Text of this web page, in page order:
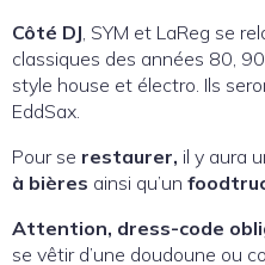
Côté DJ , SYM et LaReg se
classiques des années 80,
style house et électro. Ils
EddSax.
Pour se restaurer, il y aura
à bières ainsi qu’un
Attention, dress-code
se vêtir d’une doudoune ou